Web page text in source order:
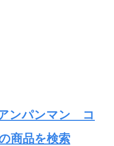
ンパンマン コ
商品を検索